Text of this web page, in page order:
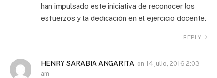
han impulsado este iniciativa de reconocer los
esfuerzos y la dedicación en el ejercicio docente.
REPLY
HENRY SARABIA ANGARITA on 14 julio, 2016 2:03
am